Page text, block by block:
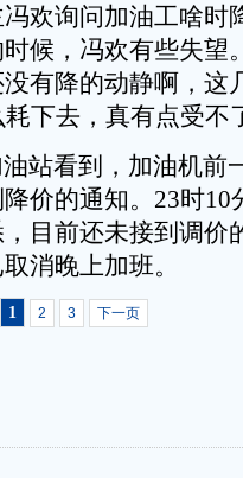
欢询问加油工啥时
候，冯欢有些失望
有降的动静啊，这
下去，真有点受不
站看到，加油机前
价的通知。23时10
目前还未接到调价
消晚上加班。
1 2 3 下一页